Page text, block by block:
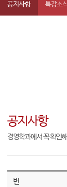
공지사항 특강소
공지사항
경영학과에서 꼭 확인
번